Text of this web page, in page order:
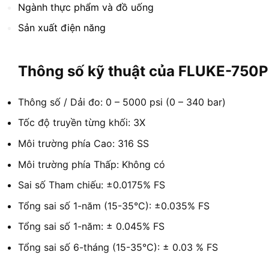
Ngành thực phẩm và đồ uống
Sản xuất điện năng
Thông số kỹ thuật của FLUKE-
Thông số / Dải đo: 0 – 5000 psi (0 – 340 bar)
Tốc độ truyền từng khối: 3X
Môi trường phía Cao: 316 SS
Môi trường phía Thấp: Không có
Sai số Tham chiếu: ±0.0175% FS
Tổng sai số 1-năm (15-35°C): ±0.035% FS
Tổng sai số 1-năm: ± 0.045% FS
Tổng sai số 6-tháng (15-35°C): ± 0.03 % FS